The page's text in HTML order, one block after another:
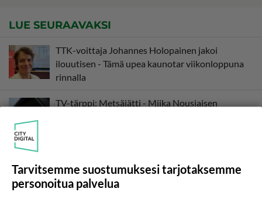
LUE SEURAAVAKSI
TTK-voittaja Johannes Holopainen jakoi
ilouutisen - Tämä upea kaunotar viikonloppuna
rinnalla
TV-tärppi: Metsäjätti - Miika Nousiaisen
ilouutisen - Tätä moni ehti jo odottaa
Tarvitsemme suostumuksesi tarjotaksemme
personoitua palvelua